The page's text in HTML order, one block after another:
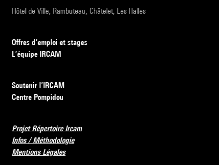
Hôtel de Ville, Rambuteau, Châtelet, Les Halles
Offres d’emploi et stages
L’équipe IRCAM
Soutenir l’IRCAM
Centre Pompidou
Projet Répertoire Ircam
Infos / Méthodologie
Mentions Légales